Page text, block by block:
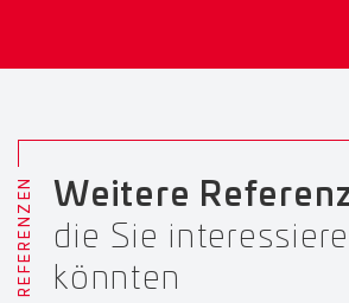
REFERENZEN
Weitere
die Sie
könnten